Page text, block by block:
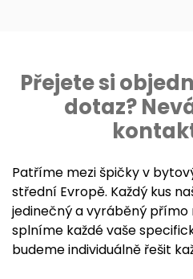
Přejete si
dotaz?
Patříme mezi špičky v
střední Evropě. Každý kus
jedinečný a vyráběný přímo
splníme každé vaše
budeme individuálně řešit